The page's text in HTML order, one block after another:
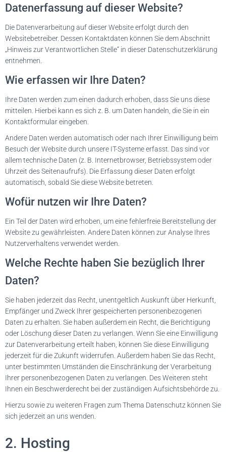
Datenerfassung auf dieser Website?
Die Datenverarbeitung auf dieser Website erfolgt durch den
Websitebetreiber. Dessen Kontaktdaten können Sie dem Abschnitt
„Hinweis zur Verantwortlichen Stelle“ in dieser Datenschutzerklärung
entnehmen.
Wie erfassen wir Ihre Daten?
Ihre Daten werden zum einen dadurch erhoben, dass Sie uns diese
mitteilen. Hierbei kann es sich z. B. um Daten handeln, die Sie in ein
Kontaktformular eingeben.
Andere Daten werden automatisch oder nach Ihrer Einwilligung beim
Besuch der Website durch unsere IT-Systeme erfasst. Das sind vor
allem technische Daten (z. B. Internetbrowser, Betriebssystem oder
Uhrzeit des Seitenaufrufs). Die Erfassung dieser Daten erfolgt
automatisch, sobald Sie diese Website betreten.
Wofür nutzen wir Ihre Daten?
Ein Teil der Daten wird erhoben, um eine fehlerfreie Bereitstellung der
Website zu gewährleisten. Andere Daten können zur Analyse Ihres
Nutzerverhaltens verwendet werden.
Welche Rechte haben Sie bezüglich Ihrer
Daten?
Sie haben jederzeit das Recht, unentgeltlich Auskunft über Herkunft,
Empfänger und Zweck Ihrer gespeicherten personenbezogenen
Daten zu erhalten. Sie haben außerdem ein Recht, die Berichtigung
oder Löschung dieser Daten zu verlangen. Wenn Sie eine Einwilligung
zur Datenverarbeitung erteilt haben, können Sie diese Einwilligung
jederzeit für die Zukunft widerrufen. Außerdem haben Sie das Recht,
unter bestimmten Umständen die Einschränkung der Verarbeitung
Ihrer personenbezogenen Daten zu verlangen. Des Weiteren steht
Ihnen ein Beschwerderecht bei der zuständigen Aufsichtsbehörde zu.
Hierzu sowie zu weiteren Fragen zum Thema Datenschutz können Sie
sich jederzeit an uns wenden.
2. Hosting